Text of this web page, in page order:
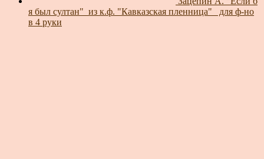
я был султан"_из к.ф. "Кавказская пленница"_ для ф-но
в 4 руки